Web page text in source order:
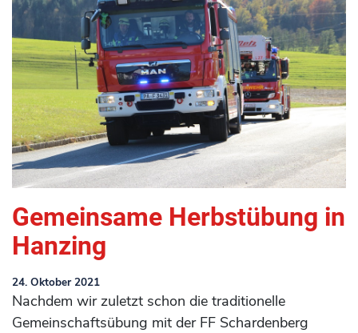
Gemeinsame Herbstübung in
Hanzing
24. Oktober 2021
Nachdem wir zuletzt schon die traditionelle
Gemeinschaftsübung mit der FF Schardenberg